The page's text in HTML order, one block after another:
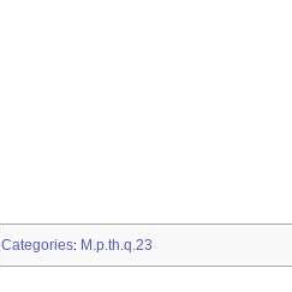
Categories: M.p.th.q.23